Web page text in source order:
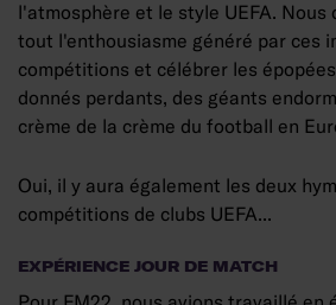
l'atmosphère et le style UEFA.
tout l'enthousiasme généré par ces
compétitions et célébrer les
donnés perdants, des géants
crème de la crème du football en
Oui, il y aura également les deux
compétitions de clubs UEFA...
EXPÉRIENCE JOUR DE MATCH